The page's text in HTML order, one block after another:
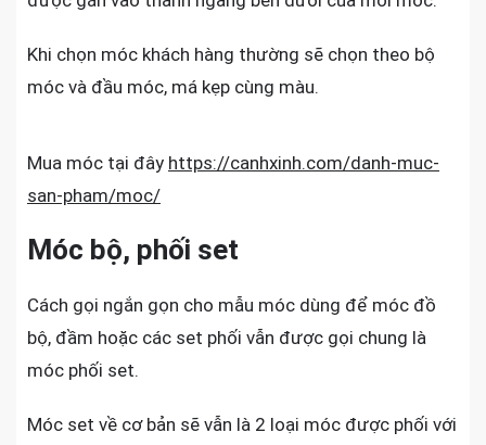
Khi chọn móc khách hàng thường sẽ chọn theo bộ
móc và đầu móc, má kẹp cùng màu.
Mua móc tại đây https://canhxinh.com/danh-muc-
san-pham/moc/
Móc bộ, phối set
Cách gọi ngắn gọn cho mẫu móc dùng để móc đồ
bộ, đầm hoặc các set phối vẫn được gọi chung là
móc phối set.
Móc set về cơ bản sẽ vẫn là 2 loại móc được phối với